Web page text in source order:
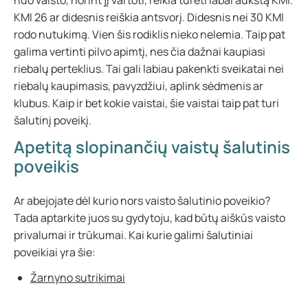
KMI 26 ar didesnis reiškia antsvorį. Didesnis nei 30 KMI
rodo nutukimą. Vien šis rodiklis nieko nelemia. Taip pat
galima vertinti pilvo apimtį, nes čia dažnai kaupiasi
riebalų perteklius. Tai gali labiau pakenkti sveikatai nei
riebalų kaupimasis, pavyzdžiui, aplink sėdmenis ar
klubus. Kaip ir bet kokie vaistai, šie vaistai taip pat turi
šalutinį poveikį.
Apetitą slopinančių vaistų šalutinis
poveikis
Ar abejojate dėl kurio nors vaisto šalutinio poveikio?
Tada aptarkite juos su gydytoju, kad būtų aiškūs vaisto
privalumai ir trūkumai. Kai kurie galimi šalutiniai
poveikiai yra šie:
Žarnyno sutrikimai